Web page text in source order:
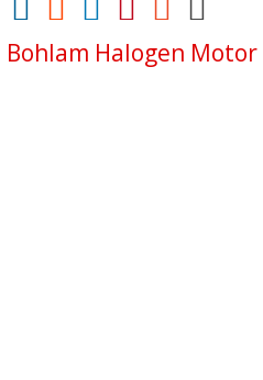
Bohlam Halogen Motor